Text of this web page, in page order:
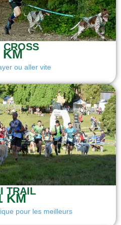
CROSS
KM
ou aller vite
TRAIL
KM
pour les meilleurs